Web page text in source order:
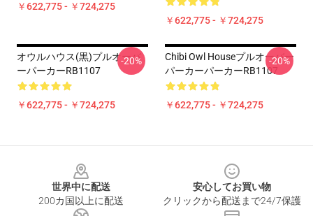
￥622,775 - ￥724,275
￥622,775 - ￥724,275
オウルハウス(黒)プルオーバ
ーパーカーRB1107
￥622,775 - ￥724,275
-20%
Chibi Owl Houseプルオーバー
パーカーパーカーRB1107
￥622,775 - ￥724,275
-20%
世界中に配送
200カ国以上に配送
安心してお買い物
クリックから配送まで24/7保護